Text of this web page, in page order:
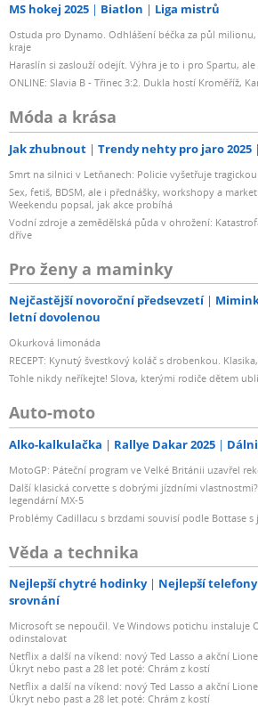
MS hokej 2025 Biatlon Liga mistrů
Ostuda pro Dynamo. Odhlášení béčka za půl
kraje
Haraslín si zaslouží odejít. Výhra je to i pro Spartu,
ONLINE: Slavia B - Třinec 3:2. Dukla hostí Kroměříž,
Móda a krása
Jak zhubnout Trendy nehty pro jaro 2025
Smrt na silnici v Letňanech: Policie vyšetřuje
Sex, fetiš, BDSM, ale i přednášky, workshopy a
Weekendu popsal, jak akce probíhá
Vodní zdroje a zemědělská půda v ohrožení:
dříve
Pro ženy a maminky
Nejčastější novoroční předsevzetí
letní dovolenou
Okurková limonáda
RECEPT: Kynutý švestkový koláč s drobenkou.
Tohle nikdy neříkejte! Slova, kterými rodiče dětem
Auto-moto
Alko-kalkulačka Rallye Dakar 2025
MotoGP: Páteční program ve Velké Británii uzavřel
Další klasická corvette s dobrými jízdními
legendární MX-5
Problémy Cadillacu s brzdami souvisí podle Bottase s
Věda a technika
Nejlepší chytré hodinky Nejlepší telefony
srovnání
Microsoft se nepoučil. Ve Windows potichu instaluje
odinstalovat
Netflix a další na víkend: nový Ted Lasso a akční
Úkryt nebo past a 28 let poté: Chrám z kostí
Netflix a další na víkend: nový Ted Lasso a akční
Úkryt nebo past a 28 let poté: Chrám z kostí